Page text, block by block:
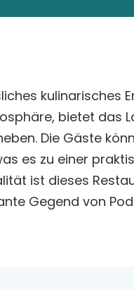
kulinarisches
bietet das
Die Gäste
es zu einer
ist dieses
Gegend von